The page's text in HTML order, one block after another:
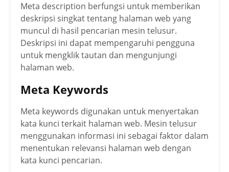
Meta description berfungsi untuk memberikan
deskripsi singkat tentang halaman web yang
muncul di hasil pencarian mesin telusur.
Deskripsi ini dapat mempengaruhi pengguna
untuk mengklik tautan dan mengunjungi
halaman web.
Meta Keywords
Meta keywords digunakan untuk menyertakan
kata kunci terkait halaman web. Mesin telusur
menggunakan informasi ini sebagai faktor dalam
menentukan relevansi halaman web dengan
kata kunci pencarian.